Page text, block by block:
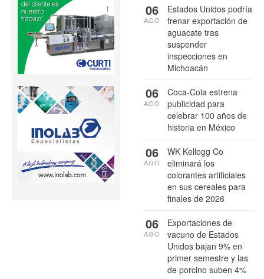
Estados Unidos podría
frenar exportación de
aguacate tras
suspender
inspecciones en
Michoacán
06
AGO
Coca-Cola estrena
publicidad para
celebrar 100 años de
historia en México
06
AGO
WK Kellogg Co
eliminará los
colorantes artificiales
en sus cereales para
finales de 2026
06
AGO
Exportaciones de
vacuno de Estados
Unidos bajan 9% en
primer semestre y las
de porcino suben 4%
06
AGO